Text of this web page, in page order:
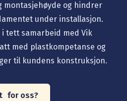
montasjehøyde og hindrer
under installasjon.
tett samarbeid med Vik
med plastkompetanse og
til kundens konstruksjon.
for oss?